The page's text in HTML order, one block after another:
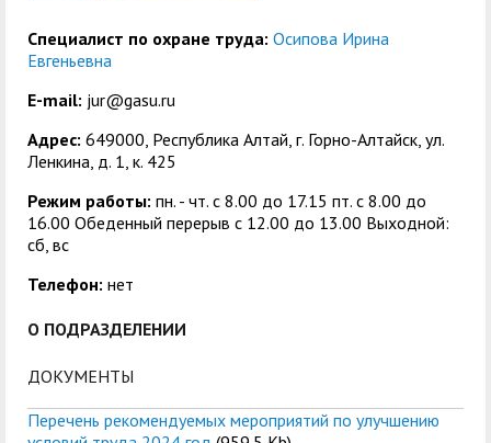
Специалист по охране труда: Осипова Ирина
Евгеньевна
E-mail: jur@gasu.ru
Адрес: 649000, Республика Алтай, г. Горно-Алтайск, ул.
Ленкина, д. 1, к. 425
Режим работы: пн. - чт. с 8.00 до 17.15 пт. c 8.00 до
16.00 Обеденный перерыв с 12.00 до 13.00 Выходной:
сб, вс
Телефон: нет
О ПОДРАЗДЕЛЕНИИ
ДОКУМЕНТЫ
Перечень рекомендуемых мероприятий по улучшению